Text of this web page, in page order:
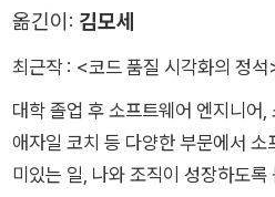
알 수 있는 프롬프트 엔지니어링 입
래밍 입문』, 『Python Django 4 초
ck으로 시작하는 노코드 개발 입문
프로그래밍과 데이터 분석』 등이 있
옮긴이: 김모세
최근작 : <코드 품질 시각화의 정석
대학 졸업 후 소프트웨어 엔지니어,
애자일 코치 등 다양한 부문에서
미있는 일, 나와 조직이 성장하도